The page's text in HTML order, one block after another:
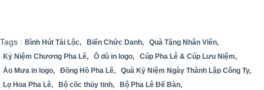
Tags : Bình Hút Tài Lộc, Biển Chức Danh,
Quà Tặng Nhân Viên,
Kỷ Niệm Chương Pha Lê,
Ô dù in logo,
Cúp Pha Lê & Cúp Lưu Niệm,
Áo Mưa in logo,
Đồng Hồ Pha Lê,
Quà Kỷ Niệm Ngày Thành Lập Công Ty,
Lọ Hoa Pha Lê,
Bộ cốc thủy tinh,
Bộ Pha Lê Để Bàn,